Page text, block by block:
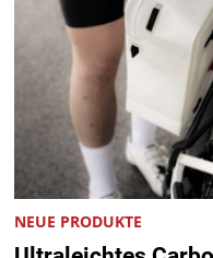
NEUE PRODUKTE